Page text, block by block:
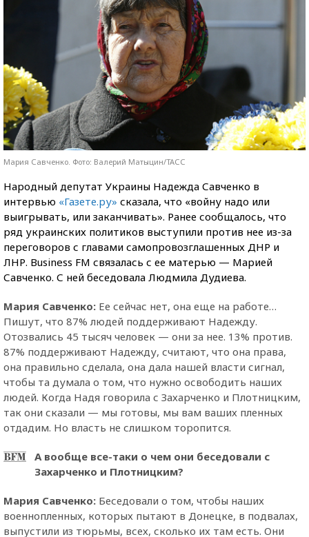
Мария Савченко. Фото: Валерий Матыцин/ТАСС
Народный депутат Украины Надежда Савченко в
интервью «Газете.ру» сказала, что «войну надо или
выигрывать, или заканчивать». Ранее сообщалось, что
ряд украинских политиков выступили против нее из-за
переговоров с главами самопровозглашенных ДНР и
ЛНР. Business FM связалась с ее матерью — Марией
Савченко. С ней беседовала Людмила Дудиева.
Мария Савченко: Ее сейчас нет, она еще на работе…
Пишут, что 87% людей поддерживают Надежду.
Отозвались 45 тысяч человек — они за нее. 13% против.
87% поддерживают Надежду, считают, что она права,
она правильно сделала, она дала нашей власти сигнал,
чтобы та думала о том, что нужно освободить наших
людей. Когда Надя говорила с Захарченко и Плотницким,
так они сказали — мы готовы, мы вам ваших пленных
отдадим. Но власть не слишком торопится.
А вообще все-таки о чем они беседовали с
Захарченко и Плотницким?
Мария Савченко: Беседовали о том, чтобы наших
военнопленных, которых пытают в Донецке, в подвалах,
выпустили из тюрьмы, всех, сколько их там есть. Они